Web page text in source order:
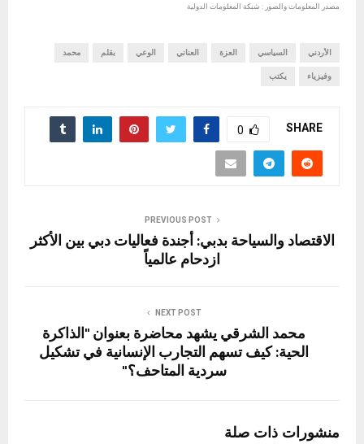
مصدر المعلومات والصور : شبكة المعلومات الدولية
الأردني السياسي العزة العناني الوعي بقلم محمد
وفيزياء يكتب
SHARE
0
PREVIOUS POST
الاقتصاد والسياحة بدبي: أجندة فعاليات دبي بين الأكثر
ازدحام عالمياً
NEXT POST
محمد الشرقي يشهد محاضرة بعنوان "الذاكرة
الحية: كيف تسهم التجارب الإنسانية في تشكيل
سردية المتاحف؟"
منشورات ذات صلة